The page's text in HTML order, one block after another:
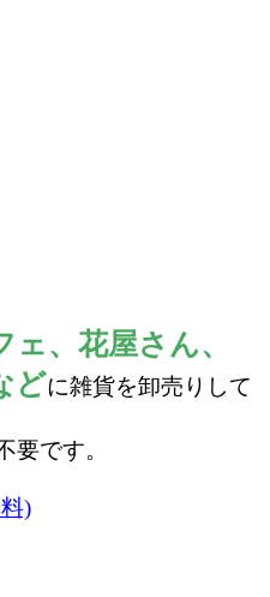
ェ、花屋さん、
どに雑貨を卸売りして
要です。
)